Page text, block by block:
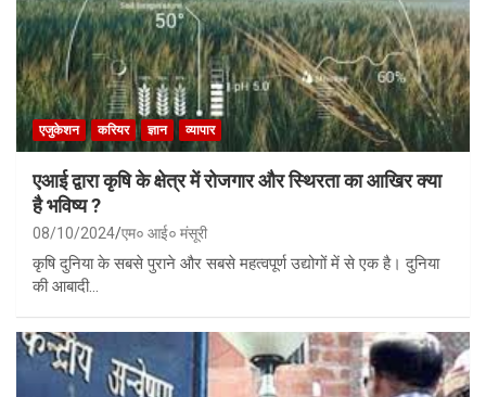
एजुकेशन करियर ज्ञान व्यापार
एआई द्वारा कृषि के क्षेत्र में रोजगार और स्थिरता का आखिर क्या
है भविष्य ?
08/10/2024 एम० आई० मंसूरी
कृषि दुनिया के सबसे पुराने और सबसे महत्वपूर्ण उद्योगों में से एक है। दुनिया
की आबादी…